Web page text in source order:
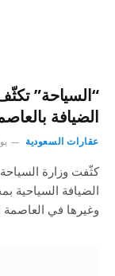
“السياحة”
الضيافة
عقارات السعودية
كثّفت وزارة
الضيافة السياحية
وغيرها في